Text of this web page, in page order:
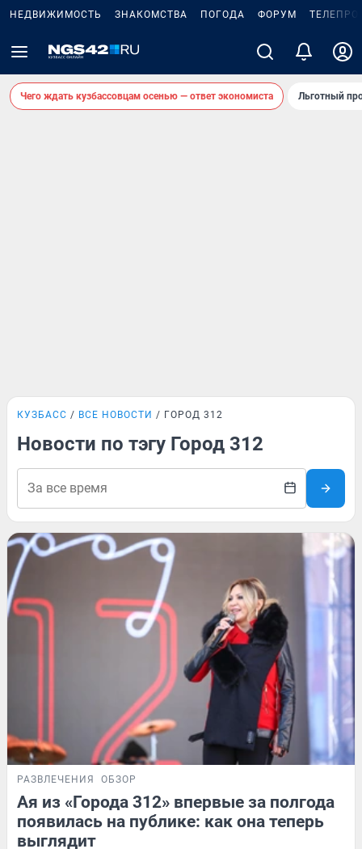
НЕДВИЖИМОСТЬ ЗНАКОМСТВА ПОГОДА ФОРУМ
Чего ждать кузбассовцам осенью — ответ экономиста Льготный
КУЗБАСС ВСЕ НОВОСТИ ГОРОД 312
Новости по тэгу Город 312
РАЗВЛЕЧЕНИЯ ОБЗОР
Ая из «Города 312» впервые за полгода
появилась на публике: как она теперь
выглядит